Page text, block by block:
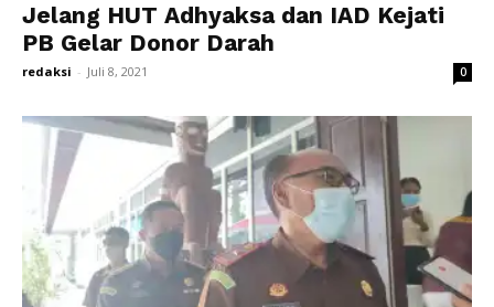
Jelang HUT Adhyaksa dan IAD Kejati
PB Gelar Donor Darah
redaksi - Juli 8, 2021 0